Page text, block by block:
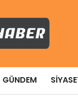
GÜNDEM